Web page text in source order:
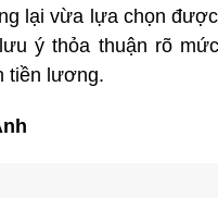
lại vừa lựa chọn
ý thỏa thuận rõ
tiền lương.